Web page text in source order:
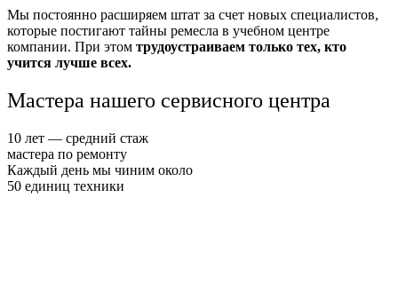
Мы постоянно расширяем штат за счет новых специалистов,
которые постигают тайны ремесла в учебном центре
компании. При этом трудоустраиваем только тех, кто
учится лучше всех.
Мастера нашего сервисного центра
10 лет — средний стаж
мастера по ремонту
Каждый день мы чиним около
50 единиц техники